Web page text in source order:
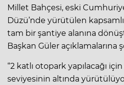
Millet Bahçesi, eski
Düzü’nde yürütülen
tam bir şantiye alanına
Başkan Güler açıklamalarına
“2 katlı otopark yapılacağı
seviyesinin altında